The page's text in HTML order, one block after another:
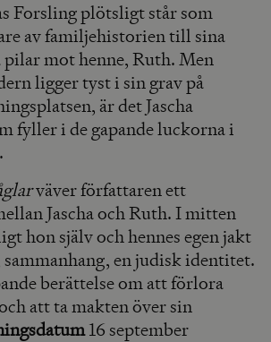
Forsling plötsligt står som
av familjehistorien till sina
pilar mot henne, Ruth. Men
ligger tyst i sin grav på
är det Jascha
fyller i de gapande luckorna i
väver författaren ett
Jascha och Ruth. I mitten
hon själv och hennes egen jakt
en judisk identitet.
berättelse om att förlora
att ta makten över sin
16 september